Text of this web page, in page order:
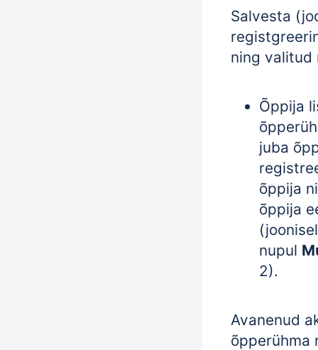
Salvesta
ning valitud
Õppija
juba
õppija
õppija
nupul
2).
Avanenud
õpperühma